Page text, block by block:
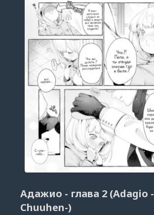
Register
Адажио - глава 2 (Adagio -
Chuuhen-)